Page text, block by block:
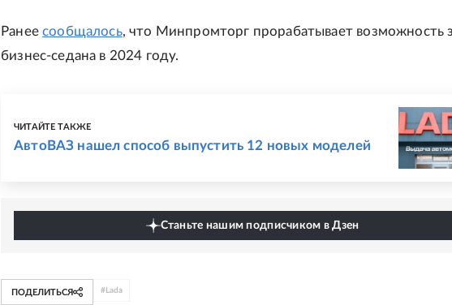
Ранеесообщалось, что Минпромторг прорабатывает возможность
бизнес-седана в 2024 году.
ЧИТАЙТЕ ТАКЖЕ
АвтоВАЗ нашел способ выпустить 12 новых моделей
Станьте нашим подписчиком в Дзен
ПОДЕЛИТЬСЯ # Lada